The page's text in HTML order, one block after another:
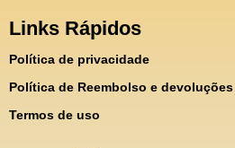
Links Rápidos
Política de privacidade
Política de Reembolso e devoluções
Termos de uso